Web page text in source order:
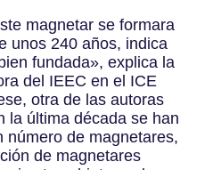
magnetar se formara
unos 240 años, indica
fundada», explica la
del IEEC en el ICE
otra de las autoras
la última década se han
número de magnetares,
de magnetares